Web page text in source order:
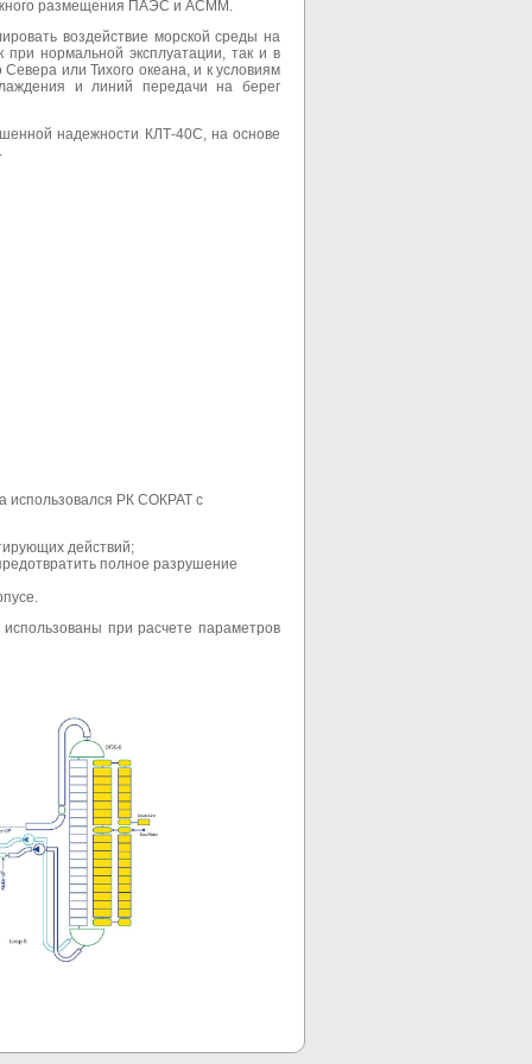
размещения ПАЭС и АСММ.
воздействие морской среды на
при нормальной эксплуатации, так и в
или Тихого океана, и к условиям
и линий передачи на берег
надежности КЛТ-40С, на основе
использовался РК СОКРАТ с
действий;
полное разрушение
при расчете параметров